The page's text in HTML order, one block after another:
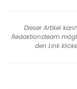
Dieser Artikel
Redaktionsteam
den Link